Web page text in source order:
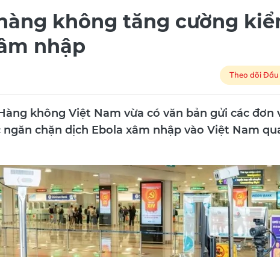
không tăng cường
nhập
Theo dõi Đầu
không Việt Nam vừa có văn bản gửi các đơn
ngăn chặn dịch Ebola xâm nhập vào Việt Nam